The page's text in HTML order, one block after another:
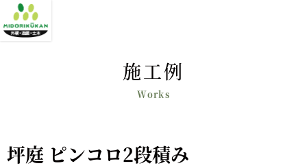
施工例
坪庭 ピンコロ2段積み